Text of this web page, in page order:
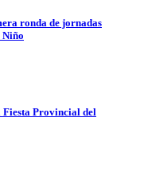
ronda de jornadas
Niño
Fiesta Provincial del